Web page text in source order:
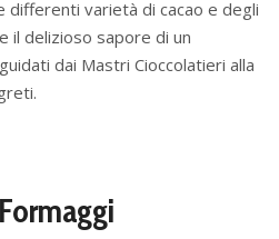
varietà di cacao e degli
il delizioso sapore di un
dai Mastri Cioccolatieri alla